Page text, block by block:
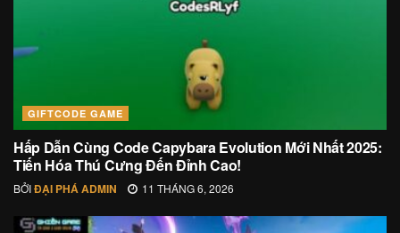
GIFTCODE GAME
Hấp Dẫn Cùng Code Capybara Evolution Mới Nhất 2025:
Tiến Hóa Thú Cưng Đến Đỉnh Cao!
BỞIĐẠI PHÁ ADMIN 11 THÁNG 6, 2026